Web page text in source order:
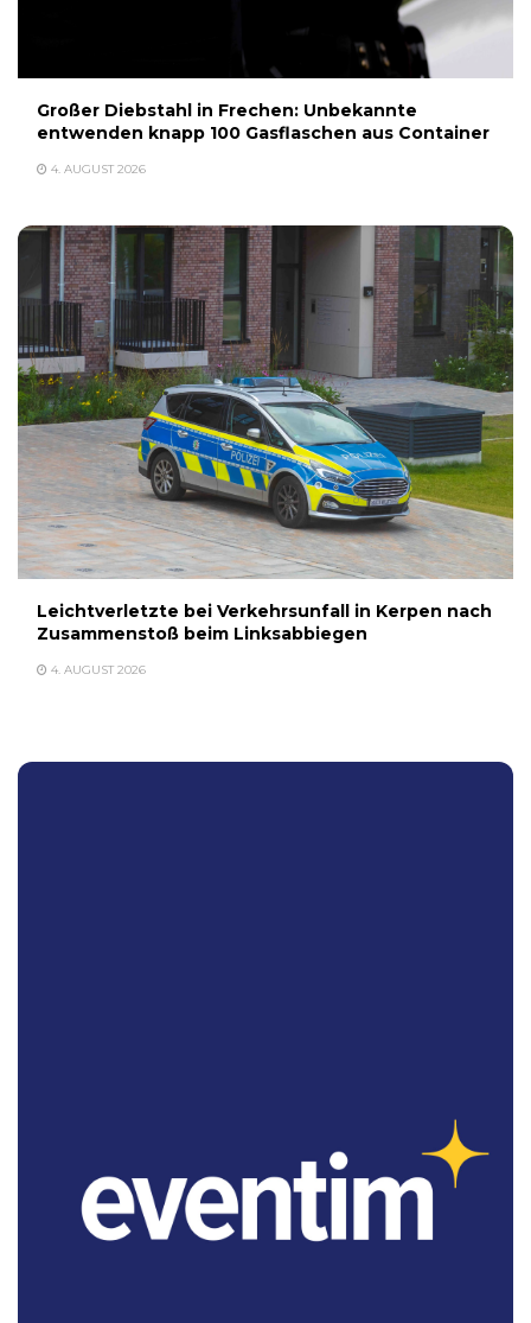
Großer Diebstahl in Frechen: Unbekannte
entwenden knapp 100 Gasflaschen aus Container
4. AUGUST 2026
Leichtverletzte bei Verkehrsunfall in Kerpen nach
Zusammenstoß beim Linksabbiegen
4. AUGUST 2026